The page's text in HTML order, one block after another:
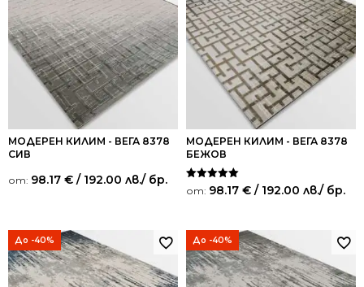
МОДЕРЕН КИЛИМ - ВЕГА 8378
СИВ
от: 98.17 € / 192.00 лв./ бр.
МОДЕРЕН КИЛИМ - ВЕГА 8378
БЕЖОВ
Оценено на
5.00
от: 98.17 € / 192.00 лв./ бр.
До -40% До -40%